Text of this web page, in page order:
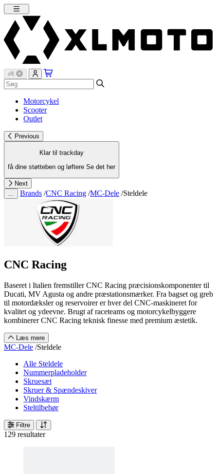
Motorcykel
Scooter
Outlet
Previous
Klar til trackday
få dine støtteben og løftere Se det her
Next
Brands /CNC Racing /MC-Dele /Steldele
CNC Racing
Baseret i Italien fremstiller CNC Racing præcisionskomponenter til
Ducati, MV Agusta og andre præstationsmærker. Fra bagset og greb
til motordæksler og reservoirer er hver del CNC-maskineret for
kvalitet og ydeevne. Brugt af raceteams og motorcykelbyggere
kombinerer CNC Racing teknisk finesse med premium æstetik.
Læs mere
MC-Dele /Steldele
Alle Steldele
Nummerpladeholder
Skruesæt
Skruer & Spændeskiver
Vindskærm
Steltilbehør
Filtre
129 resultater